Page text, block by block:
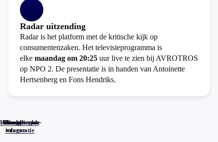
Radar uitzending
Radar is het platform met de kritische kijk op
consumentenzaken. Het televisieprogramma is
elke maandag om 20:25 uur live te zien bij AVROTROS
op NPO 2. De presentatie is in handen van Antoinette
Hertsenberg en Fons Hendriks.
Home
Actueel
Uitzendingen
Reacties
Programma-
informatie
Veelgestelde
vragen